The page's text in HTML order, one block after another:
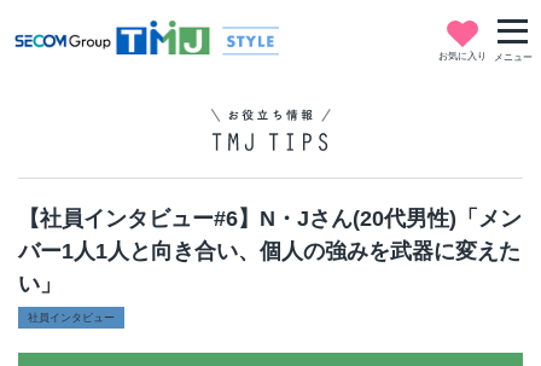
お気に入り メニュー
【社員インタビュー#6】N・Jさん(20代男性)「メン
バー1人1人と向き合い、個人の強みを武器に変えた
い」
社員インタビュー